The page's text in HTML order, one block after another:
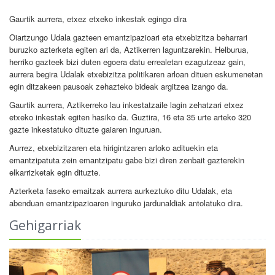
Gaurtik aurrera, etxez etxeko inkestak egingo dira
Oiartzungo Udala gazteen emantzipazioari eta etxebizitza beharrari
buruzko azterketa egiten ari da, Aztikerren laguntzarekin. Helburua,
herriko gazteek bizi duten egoera datu errealetan ezagutzeaz gain,
aurrera begira Udalak etxebizitza politikaren arloan dituen eskumenetan
egin ditzakeen pausoak zehazteko bideak argitzea izango da.
Gaurtik aurrera, Aztikerreko lau inkestatzaile lagin zehatzari etxez
etxeko inkestak egiten hasiko da. Guztira, 16 eta 35 urte arteko 320
gazte inkestatuko dituzte gaiaren inguruan.
Aurrez, etxebizitzaren eta hirigintzaren arloko adituekin eta
emantzipatuta zein emantzipatu gabe bizi diren zenbait gazterekin
elkarrizketak egin dituzte.
Azterketa faseko emaitzak aurrera aurkeztuko ditu Udalak, eta
abenduan emantzipazioaren inguruko jardunaldiak antolatuko dira.
Gehigarriak